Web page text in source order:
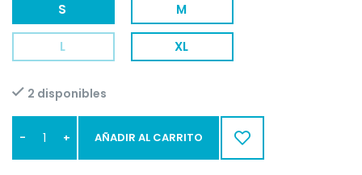
S
M
L XL
2 disponibles
AÑADIR AL CARRITO